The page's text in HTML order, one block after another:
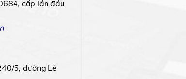
cấp lần đầu
5, đường Lê